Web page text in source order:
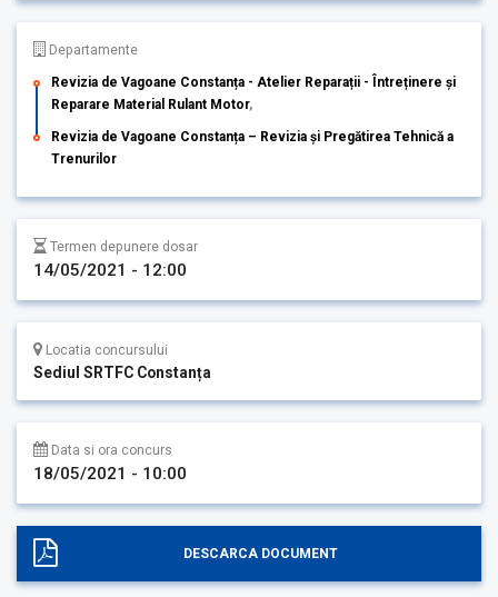
Departamente
Revizia de Vagoane Constanța - Atelier Reparații - Întreținere și
Reparare Material Rulant Motor,
Revizia de Vagoane Constanța – Revizia și Pregătirea Tehnică a
Trenurilor
Termen depunere dosar
14/05/2021 - 12:00
Locatia concursului
Sediul SRTFC Constanța
Data si ora concurs
18/05/2021 - 10:00
DESCARCA DOCUMENT